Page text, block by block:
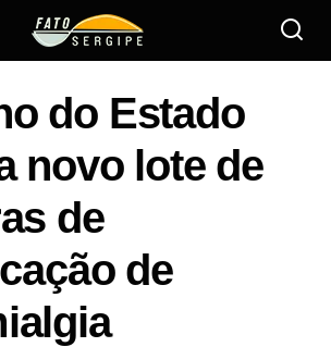
do Estado
novo lote de
de
de